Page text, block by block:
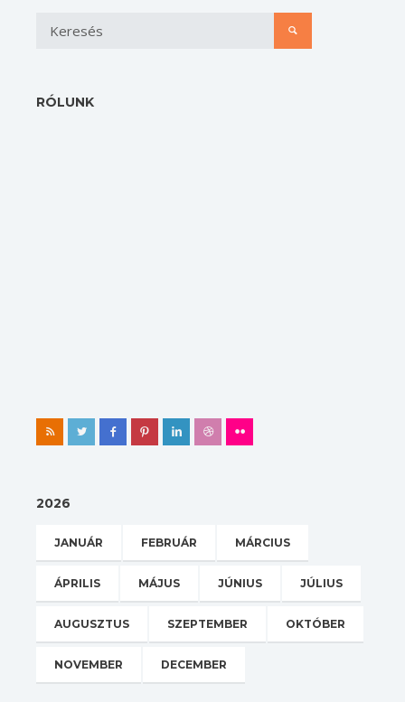
RÓLUNK
2026
JANUÁR FEBRUÁR MÁRCIUS
ÁPRILIS MÁJUS JÚNIUS JÚLIUS
AUGUSZTUS SZEPTEMBER OKTÓBER
NOVEMBER DECEMBER